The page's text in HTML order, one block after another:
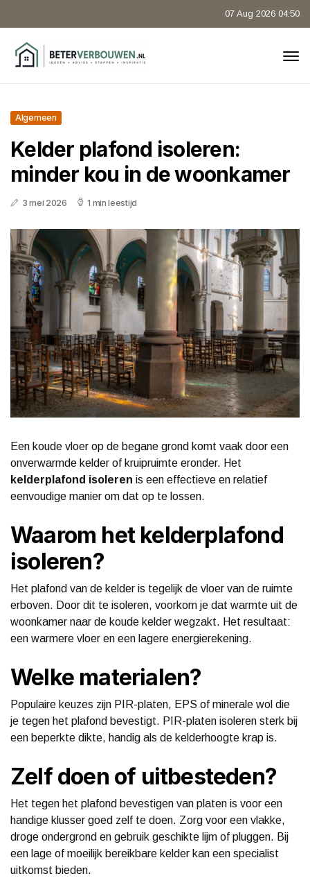
07 Aug 2026 04:50
Algemeen
Kelder plafond isoleren:
minder kou in de woonkamer
3 mei 2026 1 min leestijd
Een koude vloer op de begane grond komt vaak door een
onverwarmde kelder of kruipruimte eronder. Het
kelderplafond isoleren is een effectieve en relatief
eenvoudige manier om dat op te lossen.
Waarom het kelderplafond
isoleren?
Het plafond van de kelder is tegelijk de vloer van de ruimte
erboven. Door dit te isoleren, voorkom je dat warmte uit de
woonkamer naar de koude kelder wegzakt. Het resultaat:
een warmere vloer en een lagere energierekening.
Welke materialen?
Populaire keuzes zijn PIR-platen, EPS of minerale wol die
je tegen het plafond bevestigt. PIR-platen isoleren sterk bij
een beperkte dikte, handig als de kelderhoogte krap is.
Zelf doen of uitbesteden?
Het tegen het plafond bevestigen van platen is voor een
handige klusser goed zelf te doen. Zorg voor een vlakke,
droge ondergrond en gebruik geschikte lijm of pluggen. Bij
een lage of moeilijk bereikbare kelder kan een specialist
uitkomst bieden.